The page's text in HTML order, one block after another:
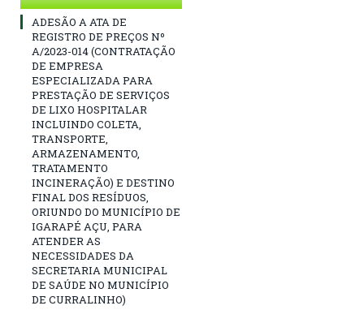
ADESÃO A ATA DE
REGISTRO DE PREÇOS Nº
A/2023-014 (CONTRATAÇÃO
DE EMPRESA
ESPECIALIZADA PARA
PRESTAÇÃO DE SERVIÇOS
DE LIXO HOSPITALAR
INCLUINDO COLETA,
TRANSPORTE,
ARMAZENAMENTO,
TRATAMENTO
INCINERAÇÃO) E DESTINO
FINAL DOS RESÍDUOS,
ORIUNDO DO MUNICÍPIO DE
IGARAPÉ AÇU, PARA
ATENDER AS
NECESSIDADES DA
SECRETARIA MUNICIPAL
DE SAÚDE NO MUNICÍPIO
DE CURRALINHO)